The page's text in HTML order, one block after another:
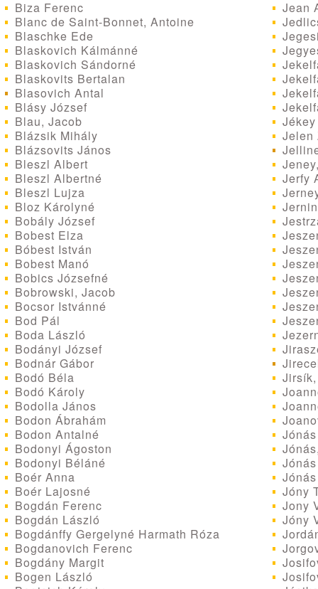
Biza Ferenc
Blanc de Saint-Bonnet, Antoine
Blaschke Ede
Blaskovich Kálmánné
Blaskovich Sándorné
Blaskovits Bertalan
Blasovich Antal
Blásy József
Blau, Jacob
Blázsik Mihály
Blázsovits János
Bleszl Albert
Bleszl Albertné
Bleszl Lujza
Bloz Károlyné
Bobály József
Bobest Elza
Bóbest István
Bobest Manó
Bobics Józsefné
Bobrowski, Jacob
Bocsor Istvánné
Bod Pál
Boda László
Bodányi József
Bodnár Gábor
Bodó Béla
Bodó Károly
Bodolla János
Bodon Ábrahám
Bodon Antalné
Bodonyi Ágoston
Bodonyi Béláné
Boér Anna
Boér Lajosné
Bogdán Ferenc
Bogdán László
Bogdánffy Gergelyné Harmath Róza
Bogdanovich Ferenc
Bogdány Margit
Bogen László
Jean
Jelen
Jerfy
Jóny
Jony
Jóny